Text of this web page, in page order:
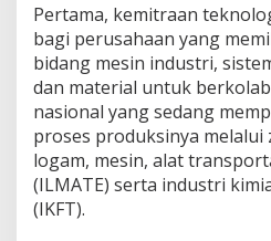
Pertama, kemitraan
bagi perusahaan yang
bidang mesin industri,
dan material untuk
nasional yang sedang
proses produksinya
logam, mesin, alat
(ILMATE) serta industri
(IKFT).